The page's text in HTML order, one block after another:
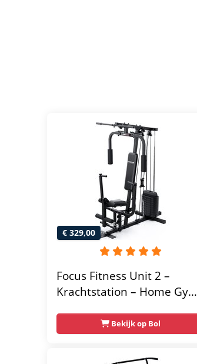
€ 329,00
Focus Fitness Unit 2 –
Krachtstation – Home Gym
Bekijk op Bol